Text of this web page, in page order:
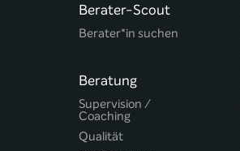
Berater-Scout
Berater*in suchen
Beratung
Supervision /
Coaching
Qualität